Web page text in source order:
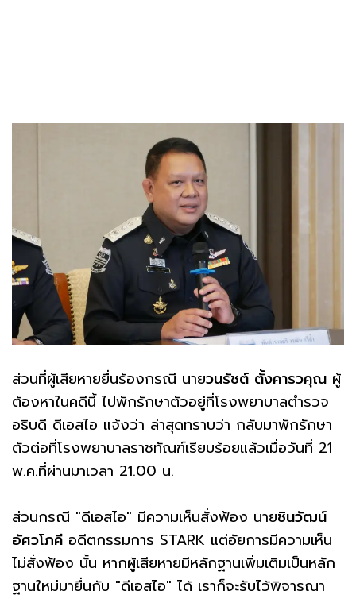
ส่วนที่ผู้เสียหายยื่นร้องกรณี นายวนรัชต์ ตั้งคารวคุณ ผู้
ต้องหาในคดีนี้ ไปพักรักษาตัวอยู่ที่โรงพยาบาลตำรวจ
อธิบดี ดีเอสไอ แจ้งว่า ล่าสุดทราบว่า กลับมาพักรักษา
ตัวต่อที่โรงพยาบาลราชทัณฑ์เรียบร้อยแล้วเมื่อวันที่ 21
พ.ค.ที่ผ่านมาเวลา 21.00 น.
ส่วนกรณี "ดีเอสไอ" มีความเห็นสั่งฟ้อง นายชินวัฒน์
อัศวโภคี อดีตกรรมการ STARK แต่อัยการมีความเห็น
ไม่สั่งฟ้อง นั้น หากผู้เสียหายมีหลักฐานเพิ่มเติมเป็นหลัก
ฐานใหม่มายื่นกับ "ดีเอสไอ" ได้ เราก็จะรับไว้พิจารณา